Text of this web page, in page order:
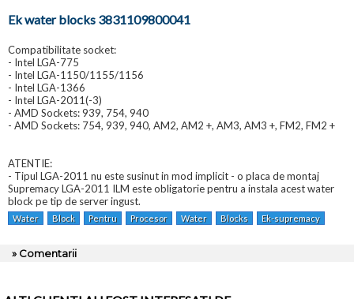
Ek water blocks 3831109800041
Compatibilitate socket:
- Intel LGA-775
- Intel LGA-1150/1155/1156
- Intel LGA-1366
- Intel LGA-2011(-3)
- AMD Sockets: 939, 754, 940
- AMD Sockets: 754, 939, 940, AM2, AM2 +, AM3, AM3 +, FM2, FM2 +
ATENTIE:
- Tipul LGA-2011 nu este susinut in mod implicit - o placa de montaj
Supremacy LGA-2011 ILM este obligatorie pentru a instala acest water
block pe tip de server ingust.
Water Block Pentru Procesor Water Blocks Ek-supremacy
» Comentarii